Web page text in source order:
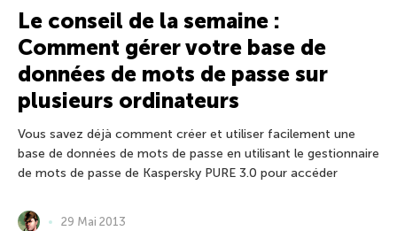
Le conseil de la semaine :
Comment gérer votre base de
données de mots de passe sur
plusieurs ordinateurs
Vous savez déjà comment créer et utiliser facilement une
base de données de mots de passe en utilisant le gestionnaire
de mots de passe de Kaspersky PURE 3.0 pour accéder
29 Mai 2013